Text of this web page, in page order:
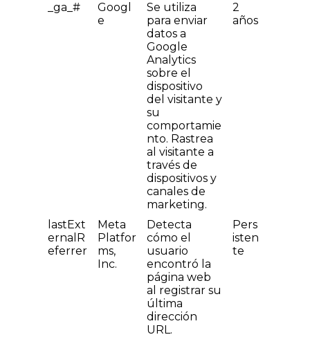
_ga_#
Googl
e
Se utiliza
para enviar
datos a
Google
Analytics
sobre el
dispositivo
del visitante y
su
comportamie
nto. Rastrea
al visitante a
través de
dispositivos y
canales de
marketing.
2
años
lastExt
ernalR
eferrer
Meta
Platfor
ms,
Inc.
Detecta
cómo el
usuario
encontró la
página web
al registrar su
última
dirección
URL.
Pers
isten
te